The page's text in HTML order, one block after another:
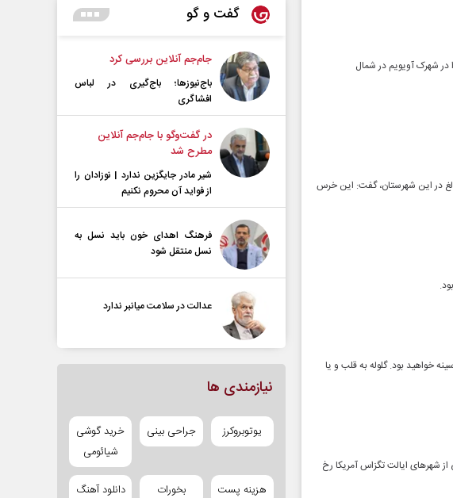
در شهرک آویویم در شمال
در این شهرستان، گفت: این خرس
خواهید بود. گلوله به قلب و یا
شهرهای ایالت تگزاس آمریکا رخ
گفت و گو
جام‌جم آنلاین بررسی کرد
باج‌نیوزها؛ باج‌گیری در لباس
افشاگری
در گفت‌و‌گو با جام‌جم آنلاین
مطرح شد
شیر مادر جایگزین ندارد | نوزادان را
از فواید آن محروم نکنیم
فرهنگ اهدای خون باید نسل به
نسل منتقل شود
عدالت در سلامت میانبر ندارد
نیازمندی ها
یوتوبروکرز جراحی بینی
خرید گوشی
شیائومی
هزینه پست بخورات
دانلود آهنگ